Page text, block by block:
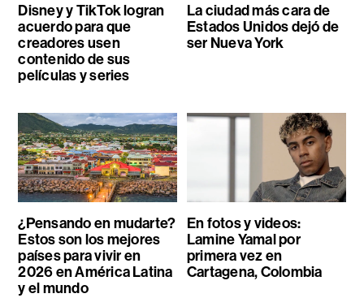
Disney y TikTok logran
acuerdo para que
creadores usen
contenido de sus
películas y series
La ciudad más cara de
Estados Unidos dejó de
ser Nueva York
¿Pensando en mudarte?
Estos son los mejores
países para vivir en
2026 en América Latina
y el mundo
En fotos y videos:
Lamine Yamal por
primera vez en
Cartagena, Colombia